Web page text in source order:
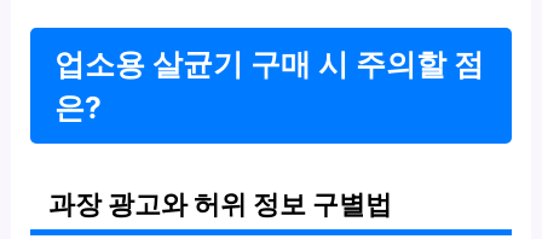
업소용 살균기 구매 시 주의할 점
은?
과장 광고와 허위 정보 구별법